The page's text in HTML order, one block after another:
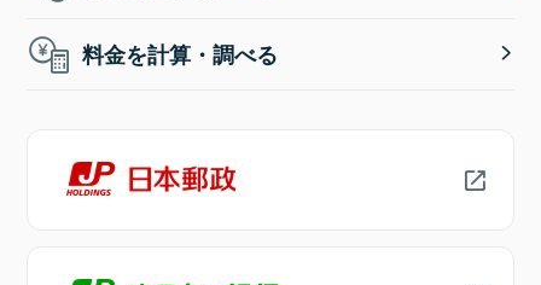
料金を計算・調べる